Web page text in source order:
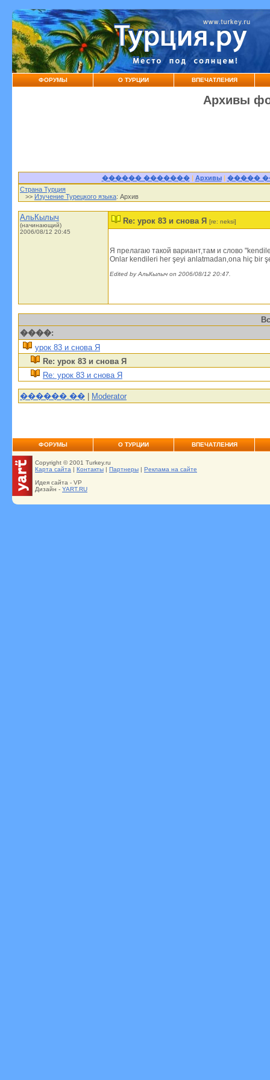
ФОРУМЫ О ТУРЦИИ ВПЕЧАТЛЕНИЯ
Архивы
������ �������| Архивы| �����
Страна Турция
>> Изучение Турецкого языка: Архив
АльКылыч
(начинающий)
2006/08/12 20:45
Re: урок 83 и снова Я [re: neksi]
Я прелагаю такой вариант,там и слово
Onlar kendileri her şeyi anlatmadan,ona hiç bir
Edited by АльКылыч on 2006/08/12 20:47.
����:
урок 83 и снова Я
Re: урок 83 и снова Я
Re: урок 83 и снова Я
������.�� | Moderator
ФОРУМЫ О ТУРЦИИ ВПЕЧАТЛЕНИЯ
Copyright © 2001 Turkey.ru
Карта сайта | Контакты | Партнеры | Реклама на сайте
Идея сайта - VP
Дизайн - YART.RU